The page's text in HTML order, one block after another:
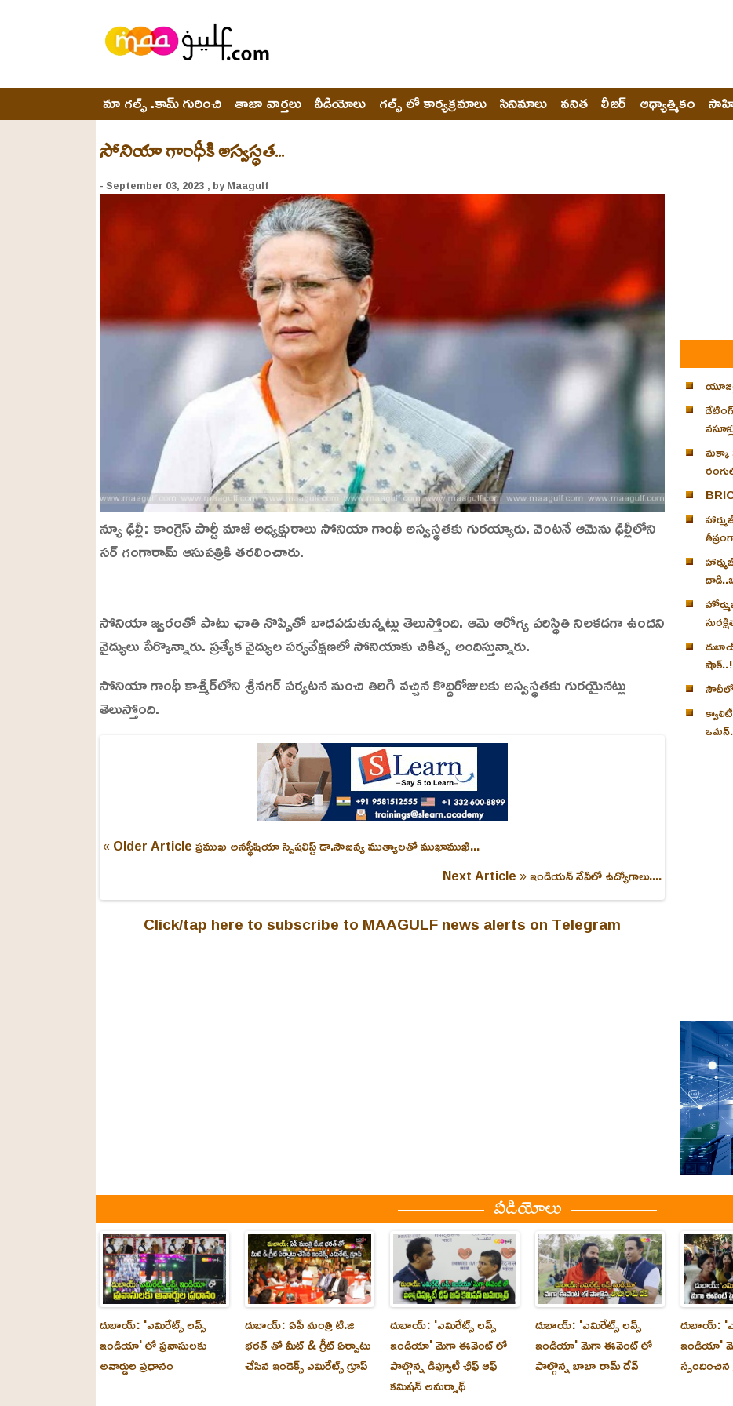
మా గల్ఫ్ .కామ్ గురించి తాజా వార్తలు వీడియోలు గల్ఫ్ లో కార్యక్రమాలు సినిమాలు వనిత లీజర్ ఆధ్యాత్మికం
సోనియా గాంధీకి అస్వస్థత...
- September 03, 2023 , by Maagulf
న్యూ ఢిల్లీ: కాంగ్రెస్ పార్టీ మాజీ అధ్యక్షురాలు సోనియా గాంధీ అస్వస్థతకు గురయ్యారు. వెంటనే ఆమెను ఢిల్లీలోని
సర్ గంగారామ్ ఆసుపత్రికి తరలించారు.
U
n
u
t
a
d
e
d
4
.
6
3
సోనియా జ్వరంతో పాటు ఛాతి నొప్పితో బాధపడుతున్నట్లు తెలుస్తోంది. ఆమె ఆరోగ్య పరిస్థితి నిలకడగా ఉందని
వైద్యులు పేర్కొన్నారు. ప్రత్యేక వైద్యుల పర్యవేక్షణలో సోనియాకు చికిత్స అందిస్తున్నారు.
సోనియా గాంధీ కాశ్మీర్‌లోని శ్రీనగర్ పర్యటన నుంచి తిరిగి వచ్చిన కొద్దిరోజులకు అస్వస్థతకు గురయైనట్లు
తెలుస్తోంది.
« Older Articleప్రముఖ అనస్థీషియా స్పెషలిస్ట్ డా.సౌజన్య ముత్యాలతో ముఖాముఖి...
Next Article »ఇండియన్ నేవీలో ఉద్యోగాలు....
Click/tap here to subscribe to MAAGULF news alerts on Telegram
మక్కా
సౌదీలో
వీడియోలు
దుబాయ్: 'ఎమిరేట్స్ లవ్స్
ఇండియా' లో ప్రవాసులకు
అవార్డుల ప్రధానం
దుబాయ్: ఏపీ మంత్రి టి.జి
భరత్ తో మీట్ & గ్రీట్ ఏర్పాటు
చేసిన ఇండెక్స్ ఎమిరేట్స్ గ్రూప్
దుబాయ్‌: 'ఎమిరేట్స్ లవ్స్
ఇండియా' మెగా ఈవెంట్ లో
పాల్గొన్న డిప్యూటీ ఛీఫ్ ఆఫ్
కమిషన్ అమర్నాథ్
దుబాయ్‌: 'ఎమిరేట్స్ లవ్స్
ఇండియా' మెగా ఈవెంట్ లో
పాల్గొన్న బాబా రామ్ దేవ్
దుబాయ్‌:
ఇండియా'
స్పందించిన